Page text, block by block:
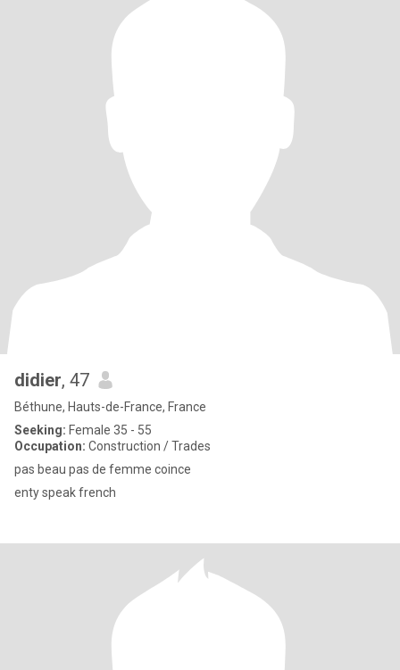
didier, 47
Béthune, Hauts-de-France, France
Seeking: Female 35 - 55
Occupation: Construction / Trades
pas beau pas de femme coince
enty speak french